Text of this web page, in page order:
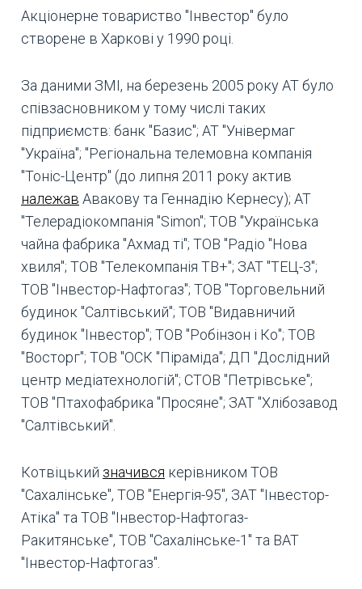
Акціонерне товариство "Інвестор" було
створене в Харкові у 1990 році.
За даними ЗМІ, на березень 2005 року АТ було
співзасновником у тому числі таких
підприємств: банк "Базис"; АТ "Універмаг
"Україна"; "Регіональна телемовна компанія
"Тоніс-Центр" (до липня 2011 року актив
належав Авакову та Геннадію Кернесу); АТ
"Телерадіокомпанія "Simon"; ТОВ "Українська
чайна фабрика "Ахмад ті"; ТОВ "Радіо "Нова
хвиля"; ТОВ "Телекомпанія ТВ+"; ЗАТ "ТЕЦ-3";
ТОВ "Інвестор-Нафтогаз"; ТОВ "Торговельний
будинок "Салтівський"; ТОВ "Видавничий
будинок "Інвестор"; ТОВ "Робінзон і Ко"; ТОВ
"Восторг"; ТОВ "ОСК "Піраміда"; ДП "Дослідний
центр медіатехнологій"; СТОВ "Петрівське";
ТОВ "Птахофабрика "Просяне"; ЗАТ "Хлібозавод
"Салтівський".
Котвіцький значився керівником ТОВ
"Сахалінське", ТОВ "Енергія-95", ЗАТ "Інвестор-
Атіка" та ТОВ "Інвестор-Нафтогаз-
Ракитянське", ТОВ "Сахалінське-1" та ВАТ
"Інвестор-Нафтогаз".